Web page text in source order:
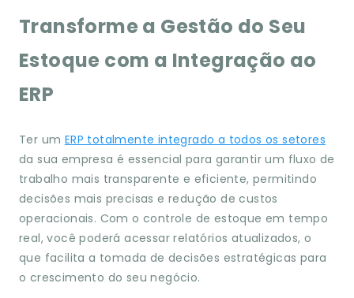
Transforme a Gestão do Seu
Estoque com a Integração ao
ERP
Ter um ERP totalmente integrado a todos os setores
da sua empresa é essencial para garantir um fluxo de
trabalho mais transparente e eficiente, permitindo
decisões mais precisas e redução de custos
operacionais. Com o controle de estoque em tempo
real, você poderá acessar relatórios atualizados, o
que facilita a tomada de decisões estratégicas para
o crescimento do seu negócio.